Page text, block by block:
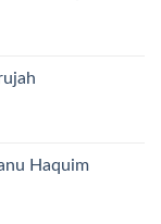
Haquim